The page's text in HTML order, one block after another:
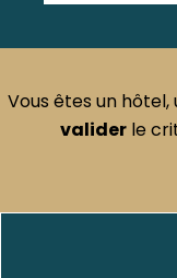
Vous êtes un
validerle